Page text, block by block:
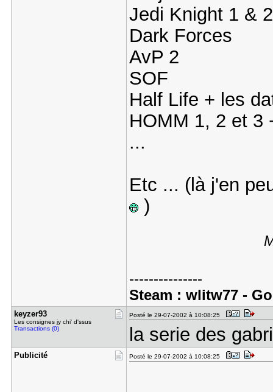
Jedi Knight 1 & 2
Dark Forces
AvP 2
SOF
Half Life + les
HOMM 1, 2 et 3
...
Etc ... (là j'en
)
---------------
Steam : wlitw77 -
keyzer93
Les consignes jy chi' d'ssus
Transactions (0)
Posté le 29-07-2002 à 10:08:25
la serie des
Publicité Posté le 29-07-2002 à 10:08:25